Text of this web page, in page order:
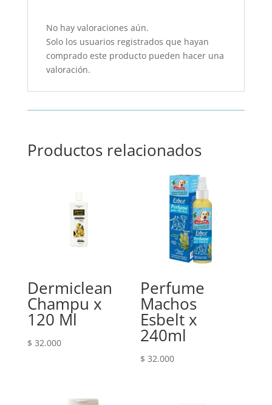
No hay valoraciones aún.
Solo los usuarios registrados que hayan
comprado este producto pueden hacer una
valoración.
Productos relacionados
Dermiclean
Champu x
120 Ml
$ 32.000
Perfume
Machos
Esbelt x
240ml
$ 32.000